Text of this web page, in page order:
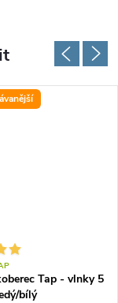
Tap - vlnky 5
bílý